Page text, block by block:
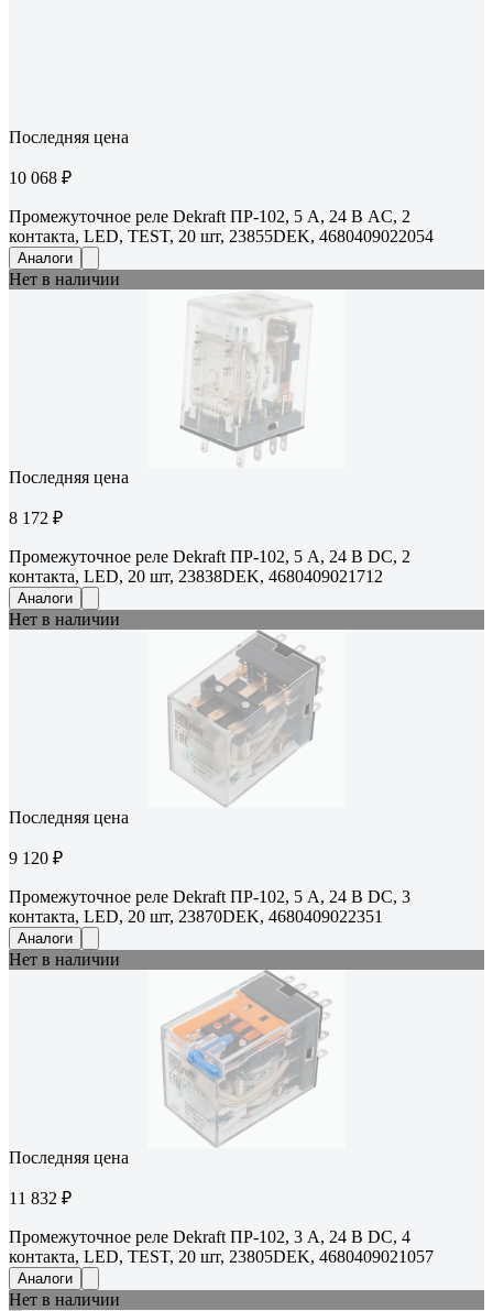
Последняя цена
10 068 ₽
Промежуточное реле Dekraft ПР-102, 5 А, 24 В AC, 2
контакта, LED, TEST, 20 шт, 23855DEK, 4680409022054
Аналоги
Нет в наличии
Последняя цена
8 172 ₽
Промежуточное реле Dekraft ПР-102, 5 А, 24 В DC, 2
контакта, LED, 20 шт, 23838DEK, 4680409021712
Аналоги
Нет в наличии
Последняя цена
9 120 ₽
Промежуточное реле Dekraft ПР-102, 5 А, 24 В DC, 3
контакта, LED, 20 шт, 23870DEK, 4680409022351
Аналоги
Нет в наличии
Последняя цена
11 832 ₽
Промежуточное реле Dekraft ПР-102, 3 А, 24 В DC, 4
контакта, LED, TEST, 20 шт, 23805DEK, 4680409021057
Аналоги
Нет в наличии